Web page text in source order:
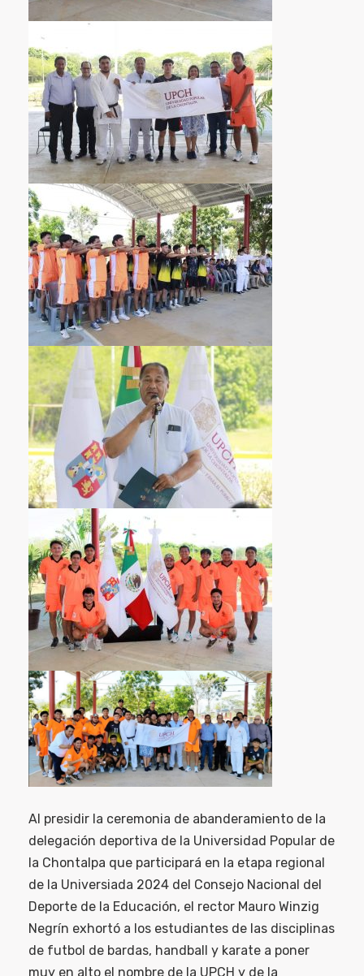
Al presidir la ceremonia de abanderamiento de la
delegación deportiva de la Universidad Popular de
la Chontalpa que participará en la etapa regional
de la Universiada 2024 del Consejo Nacional del
Deporte de la Educación, el rector Mauro Winzig
Negrín exhortó a los estudiantes de las disciplinas
de futbol de bardas, handball y karate a poner
muy en alto el nombre de la UPCH y de la